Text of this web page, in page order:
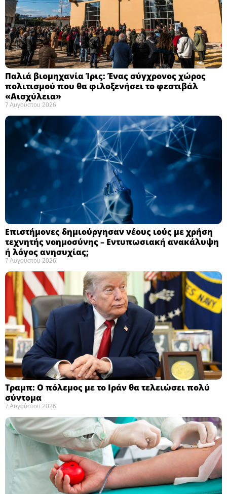
Παλιά βιομηχανία Ίρις: Ένας σύγχρονος χώρος
πολιτισμού που θα φιλοξενήσει το φεστιβάλ
«Αισχύλεια» ​
7 Αυγούστου 2026
Επιστήμονες δημιούργησαν νέους ιούς με χρήση
τεχνητής νοημοσύνης – Εντυπωσιακή ανακάλυψη
ή λόγος ανησυχίας; ​
7 Αυγούστου 2026
Τραμπ: Ο πόλεμος με το Ιράν θα τελειώσει πολύ
σύντομα ​
7 Αυγούστου 2026